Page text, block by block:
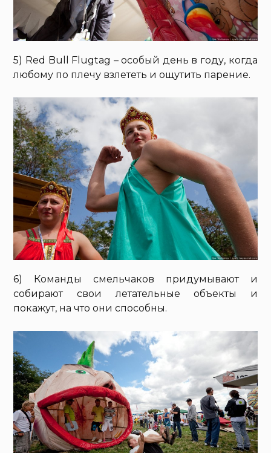
5) Red Bull Flugtag – особый день в году, когда
любому по плечу взлететь и ощутить парение.
6) Команды смельчаков придумывают и
собирают свои летательные объекты и
покажут, на что они способны.